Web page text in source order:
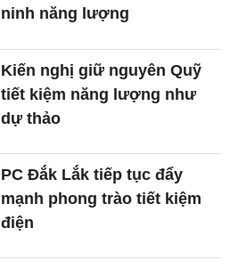
ninh năng lượng
Kiến nghị giữ nguyên Quỹ
tiết kiệm năng lượng như
dự thảo
PC Đắk Lắk tiếp tục đẩy
mạnh phong trào tiết kiệm
điện